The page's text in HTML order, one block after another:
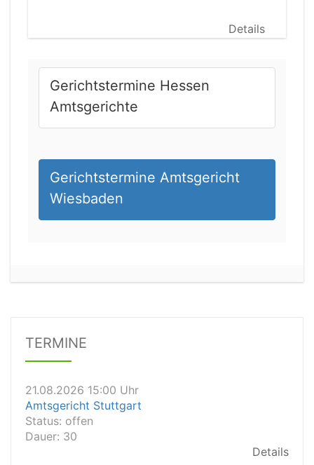
Details
Gerichtstermine Hessen
Amtsgerichte
Gerichtstermine Amtsgericht
Wiesbaden
TERMINE
Amtsgericht Unna
21.08.2026 15:00 Uhr
Amtsgericht Stuttgart
Dauer: 30
21.08.2026 14:30 Uhr
Amtsgericht Ulm